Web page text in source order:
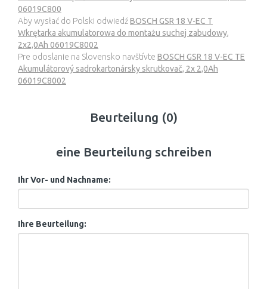
06019C800
Aby wysłać do Polski odwiedźBOSCH GSR 18 V-EC T
Wkrętarka akumulatorowa do montażu suchej zabudowy,
2x2,0Ah 06019C8002
Pre odoslanie na Slovensko navštívte BOSCH GSR 18 V-EC TE
Akumulátorový sadrokartonársky skrutkovač, 2x 2,0Ah
06019C8002
Beurteilung (0)
eine Beurteilung schreiben
Ihr Vor- und Nachname:
Ihre Beurteilung: